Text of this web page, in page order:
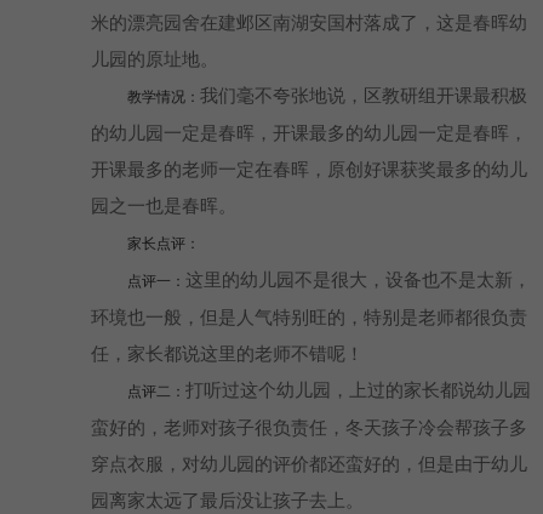
米的漂亮园舍在建邺区南湖安国村落成了，这是春晖幼
儿园的原址地。
教学情况： 我们毫不夸张地说，区教研组开课最积极
的幼儿园一定是春晖，开课最多的幼儿园一定是春晖，
开课最多的老师一定在春晖，原创好课获奖最多的幼儿
园之一也是春晖。
家长点评：
点评一： 这里的幼儿园不是很大，设备也不是太新，
环境也一般，但是人气特别旺的，特别是老师都很负责
任，家长都说这里的老师不错呢！
点评二： 打听过这个幼儿园，上过的家长都说幼儿园
蛮好的，老师对孩子很负责任，冬天孩子冷会帮孩子多
穿点衣服，对幼儿园的评价都还蛮好的，但是由于幼儿
园离家太远了最后没让孩子去上。